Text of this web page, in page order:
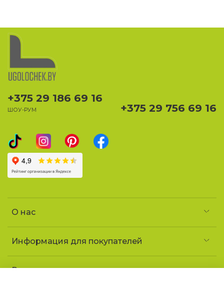
О нас
Информация для покупателей
Реквизиты и контакты
+375 29 186 69 16
ШОУ-РУМ +375 29 756 69 16